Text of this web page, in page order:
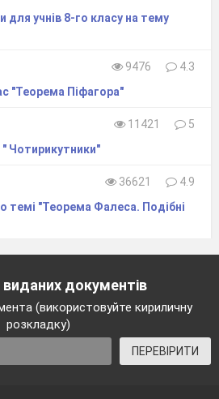
для учнів 8-го класу на тему
9476
4.3
"Теорема Піфагора"
11421
5
" Чотирикутники"
36621
4.9
темі "Теорема Фалеса. Подібні
виданих документів
(використовуйте кириличну
розкладку)
ПЕРЕВІРИТИ